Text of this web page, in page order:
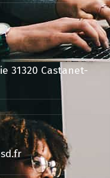
31320 Castanet-